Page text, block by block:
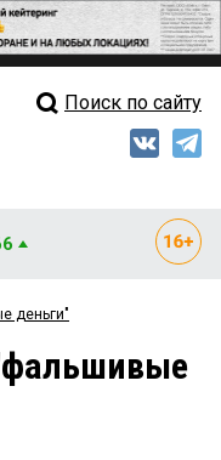
Свежий выпуск
Рейтинги
Поиск по сайту
деньги"